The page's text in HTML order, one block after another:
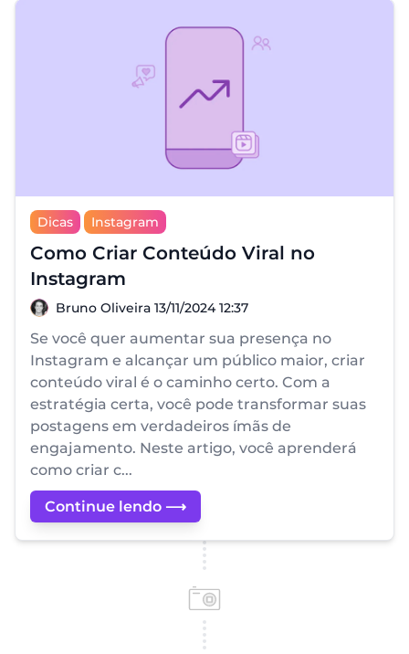
Dicas Instagram
Como Criar Conteúdo Viral no
Instagram
Bruno Oliveira
Bruno Oliveira 13/11/2024 12:37
Se você quer aumentar sua presença no
Instagram e alcançar um público maior, criar
conteúdo viral é o caminho certo. Com a
estratégia certa, você pode transformar suas
postagens em verdadeiros ímãs de
engajamento. Neste artigo, você aprenderá
como criar c...
Continue lendo ⟶